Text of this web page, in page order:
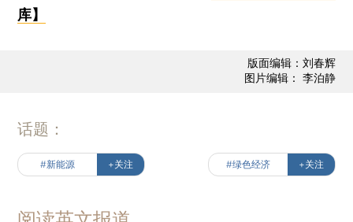
库】
版面编辑：刘春辉
图片编辑： 李泊静
话题：
#新能源 +关注 #绿色经济 +关注